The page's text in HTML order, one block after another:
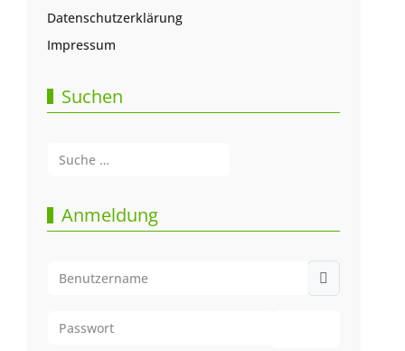
Datenschutzerklärung
Impressum
Suchen
Anmeldung